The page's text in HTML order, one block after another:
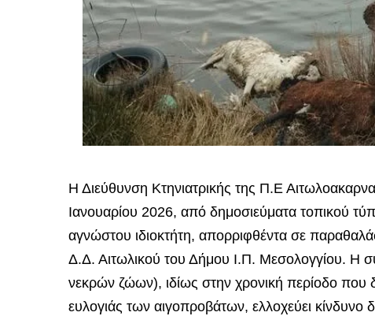
Η Διεύθυνση Κτηνιατρικής της Π.Ε
Ιανουαρίου 2026, από δημοσιεύματα τοπικού
αγνώστου ιδιοκτήτη, απορριφθέντα σε
Δ.Δ. Αιτωλικού του Δήμου Ι.Π. Μεσολογγίου. Η
νεκρών ζώων), ιδίως στην χρονική περίοδο που
ευλογιάς των αιγοπροβάτων, ελλοχεύει κίνδυνο